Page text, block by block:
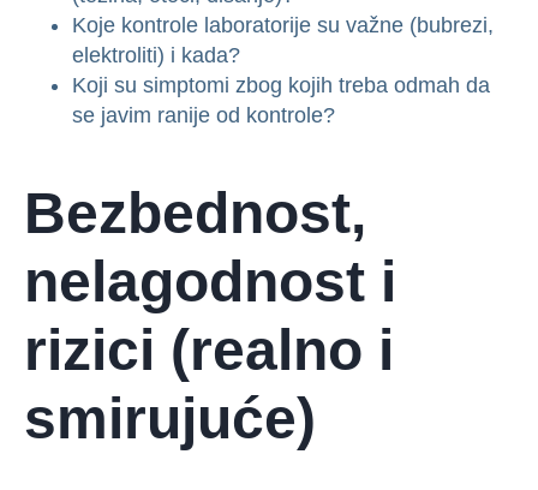
Koje kontrole laboratorije su važne (bubrezi,
elektroliti) i kada?
Koji su simptomi zbog kojih treba odmah da
se javim ranije od kontrole?
Bezbednost,
nelagodnost i
rizici (realno i
smirujuće)